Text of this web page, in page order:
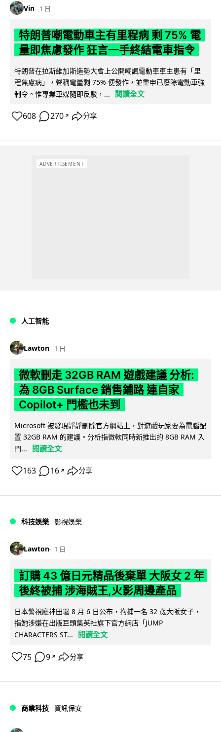
Vin 1 日
特朗普嘲電動車主有里程病 剩 75% 電
量即焦慮發作 狂言一手終結電車指令
特朗普在拉斯維加斯造勢大會上公開嘲諷電動車車主患有「里
程焦慮病」，聲稱電量剩 75% 便發作，並重申已廢除電動車強
制令。惟專業車媒隨即反駁，...
閱讀全文
608 270 ↗ 分享
ADVERTISEMENT
人工智能
Lawton 1 日
微軟刪走 32GB RAM 遊戲建議 分析:
為 8GB Surface 銷售鋪路 連自家
Copilot+ 門檻也未到
Microsoft 被發現靜靜刪除官方網站上，對遊戲玩家要為電腦配
置 32GB RAM 的建議。分析指微軟同時新推出的 8GB RAM 入
門...
閱讀全文
163 16 ↗ 分享
科技娛樂 影視娛樂
Lawton 1 日
訂購 43 億日元精品後棄單 大阪女 2 年
後終被捕 涉海賊王,火影周邊產品
日本警視廳神田署 8 月 6 日公布，拘捕一名 32 歲大阪女子，
指她涉嫌在出版巨頭集英社旗下官方網店「JUMP
CHARACTERS ST...
閱讀全文
75 9 ↗ 分享
商業科技 資訊保安